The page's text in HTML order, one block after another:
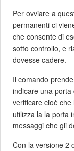
Per ovviare a
permanenti ci
che consente di
sotto controllo, e
dovesse cadere.
Il comando
indicare una
verificare cioè che
utilizza la la porta
messaggi che gli
Con la versione 2